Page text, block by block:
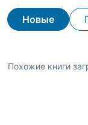
Новые
Похожие книги